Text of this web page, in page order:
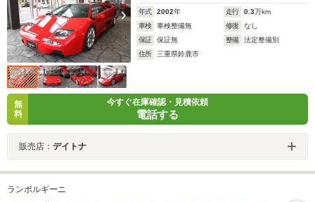
年式 2002年 走行 0.3万km
車検
車検整備無 修復
なし
保証
保証無 整備
法定整備別
住所
三重県鈴鹿市
無
料
今すぐ在庫確認・見積依頼
電話する
販売店： デイトナ
ランボルギーニ